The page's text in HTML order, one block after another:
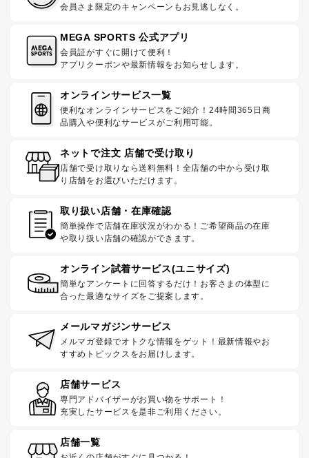
会員さま限定のキャンペーンもお見逃しなく。
MEGA SPORTS 公式アプリ
会員証がすぐに開けて便利！
アプリクーポンや最新情報をお知らせします。
オンラインサービス一覧
便利なオンラインサービスをご紹介！24時間365日商
品購入や便利なサービスがご利用可能。
ネットで注文 店舗で受け取り
店舗で受け取りなら送料無料！全店舗の中から受け取
り店舗をお選びいただけます。
取り扱い店舗・在庫確認
簡単操作で店舗在庫状況がわかる！ご希望商品の在庫
や取り扱い店舗の確認ができます。
オンライン試着サービス(ユニサイズ)
簡単なアンケートに回答するだけ！お客さまの体型に
合った最適なサイズをご提案します。
メールマガジンサービス
メルマガ登録でオトクな情報をゲット！最新情報やお
すすめトピックスをお届けします。
店舗サービス
専門アドバイザーがお買い物をサポート！
充実したサービスを是非ご利用ください。
店舗一覧